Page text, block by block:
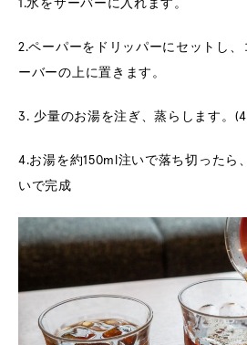
1.氷をサーバーに入れます。
2.ペーパーをドリッパーにセットし
ーバーの上に置きます。
3. 少量のお湯を注ぎ、蒸らします。
4.お湯を約150ml注いで落ち切ったら
いで完成